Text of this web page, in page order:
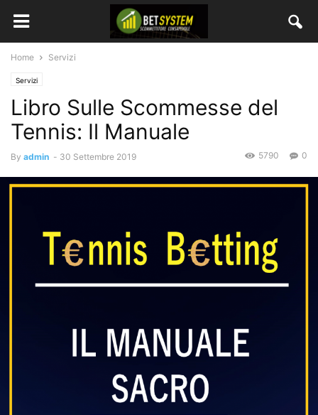
Home Servizi
Servizi
Libro Sulle Scommesse del
Tennis: Il Manuale
By admin - 30 Settembre 2019 0
5790